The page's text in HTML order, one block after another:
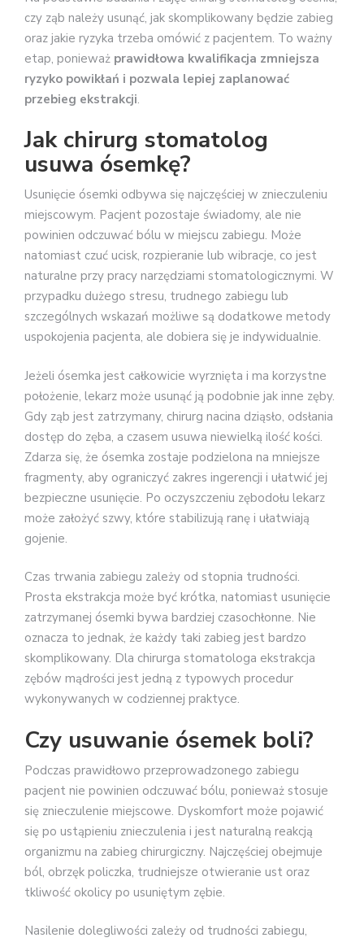
czy ząb należy usunąć, jak skomplikowany będzie zabieg
oraz jakie ryzyka trzeba omówić z pacjentem. To ważny
etap, ponieważ prawidłowa kwalifikacja zmniejsza
ryzyko powikłań i pozwala lepiej zaplanować
przebieg ekstrakcji.
Jak chirurg stomatolog
usuwa ósemkę?
Usunięcie ósemki odbywa się najczęściej w znieczuleniu
miejscowym. Pacjent pozostaje świadomy, ale nie
powinien odczuwać bólu w miejscu zabiegu. Może
natomiast czuć ucisk, rozpieranie lub wibracje, co jest
naturalne przy pracy narzędziami stomatologicznymi. W
przypadku dużego stresu, trudnego zabiegu lub
szczególnych wskazań możliwe są dodatkowe metody
uspokojenia pacjenta, ale dobiera się je indywidualnie.
Jeżeli ósemka jest całkowicie wyrznięta i ma korzystne
położenie, lekarz może usunąć ją podobnie jak inne zęby.
Gdy ząb jest zatrzymany, chirurg nacina dziąsło, odsłania
dostęp do zęba, a czasem usuwa niewielką ilość kości.
Zdarza się, że ósemka zostaje podzielona na mniejsze
fragmenty, aby ograniczyć zakres ingerencji i ułatwić jej
bezpieczne usunięcie. Po oczyszczeniu zębodołu lekarz
może założyć szwy, które stabilizują ranę i ułatwiają
gojenie.
Czas trwania zabiegu zależy od stopnia trudności.
Prosta ekstrakcja może być krótka, natomiast usunięcie
zatrzymanej ósemki bywa bardziej czasochłonne. Nie
oznacza to jednak, że każdy taki zabieg jest bardzo
skomplikowany. Dla chirurga stomatologa ekstrakcja
zębów mądrości jest jedną z typowych procedur
wykonywanych w codziennej praktyce.
Czy usuwanie ósemek boli?
Podczas prawidłowo przeprowadzonego zabiegu
pacjent nie powinien odczuwać bólu, ponieważ stosuje
się znieczulenie miejscowe. Dyskomfort może pojawić
się po ustąpieniu znieczulenia i jest naturalną reakcją
organizmu na zabieg chirurgiczny. Najczęściej obejmuje
ból, obrzęk policzka, trudniejsze otwieranie ust oraz
tkliwość okolicy po usuniętym zębie.
Nasilenie dolegliwości zależy od trudności zabiegu,